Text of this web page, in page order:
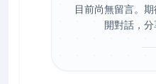
目前尚無留言。
開對話，分